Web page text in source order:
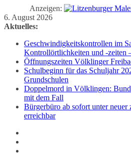
Anzeigen:
Zum
Inhalt
6. August 2026
Aktuelles:
Geschwindigkeitskontrollen im
Kontrollörtlichkeiten und -zeiten
Öffnungszeiten Völklinger
Schulbeginn für das Schuljahr
Grundschulen
Doppelmord in Völklingen:
mit dem Fall
Bürgerbüro ab sofort unter neuer
erreichbar